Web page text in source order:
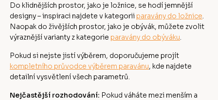
Do klidnějších prostor, jako je ložnice, se hodí jemnější
designy – inspiraci najdete v kategorii paravány do ložnice
Naopak do živějších prostor, jako je obývák, můžete zvolit
výraznější varianty z kategorie paravány do obýváku
Pokud si nejste jistí výběrem, doporučujeme projít
kompletního průvodce výběrem paravánu, kde najdete
detailní vysvětlení všech parametrů.
Nejčastější rozhodování: Pokud váháte mezi menším a